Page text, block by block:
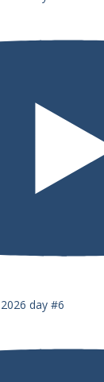
day #6